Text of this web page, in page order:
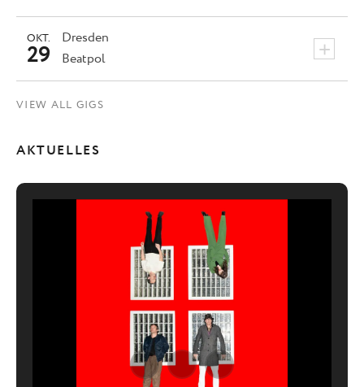
Dresden +
OKT.
29 Beatpol
VIEW ALL GIGS
AKTUELLES